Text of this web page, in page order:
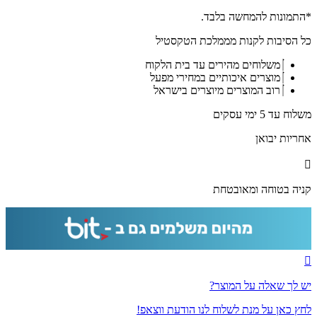
תמונה
על
זכוכית
עלייה
לבית
*התמונות להמחשה בלבד.
כל הסיבות לקנות מממלכת הטקסטיל
משלוחים מהירים עד בית הלקוח
מוצרים איכותיים במחירי מפעל
רוב המוצרים מיוצרים בישראל
משלוח עד 5 ימי עסקים
אחריות יבואן
קניה בטוחה ומאובטחת
יש לך שאלה על המוצר?
לחץ כאן על מנת לשלוח לנו הודעת ווצאפ!